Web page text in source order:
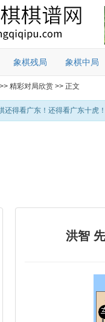
象棋残局 象棋中局
>> 精彩对局欣赏 >> 正文
还得看广东！还得看广东十虎
洪智